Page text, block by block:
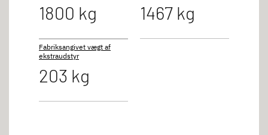
1800 kg 1467 kg
Fabriksangivet vægt af
ekstraudstyr
203 kg